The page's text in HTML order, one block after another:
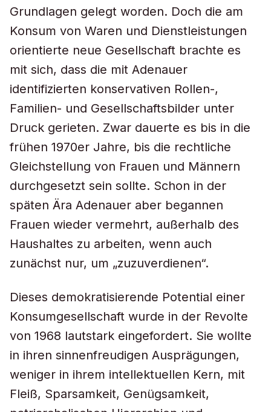
Grundlagen gelegt worden. Doch die am
Konsum von Waren und Dienstleistungen
orientierte neue Gesellschaft brachte es
mit sich, dass die mit Adenauer
identifizierten konservativen Rollen-,
Familien- und Gesellschaftsbilder unter
Druck gerieten. Zwar dauerte es bis in die
frühen 1970er Jahre, bis die rechtliche
Gleichstellung von Frauen und Männern
durchgesetzt sein sollte. Schon in der
späten Ära Adenauer aber begannen
Frauen wieder vermehrt, außerhalb des
Haushaltes zu arbeiten, wenn auch
zunächst nur, um „zuzuverdienen“.
Dieses demokratisierende Potential einer
Konsumgesellschaft wurde in der Revolte
von 1968 lautstark eingefordert. Sie wollte
in ihren sinnenfreudigen Ausprägungen,
weniger in ihrem intellektuellen Kern, mit
Fleiß, Sparsamkeit, Genügsamkeit,